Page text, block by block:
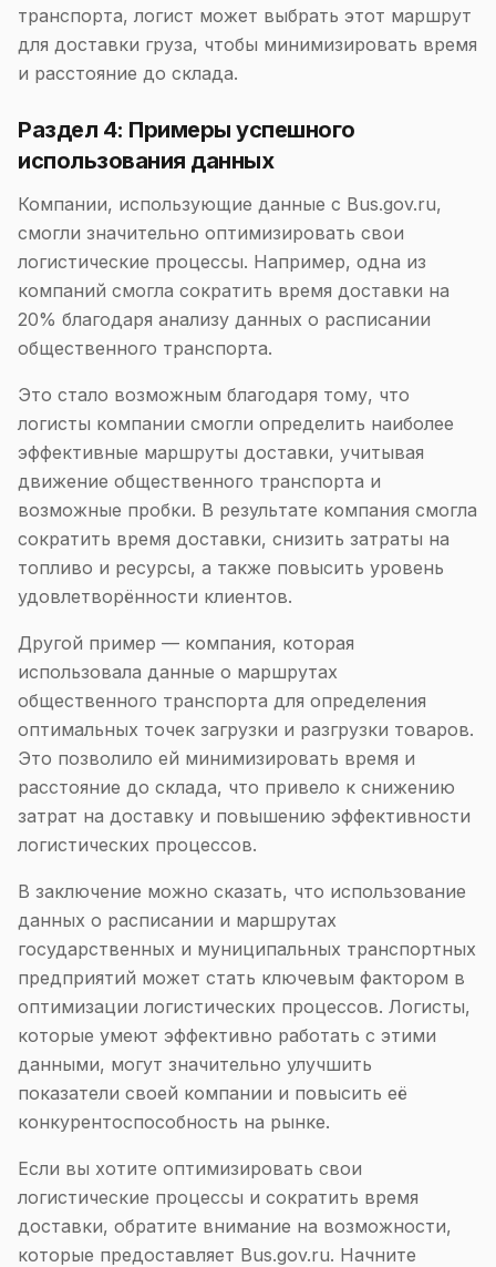
транспорта, логист может выбрать этот маршрут
для доставки груза, чтобы минимизировать время
и расстояние до склада.
Раздел 4: Примеры успешного
использования данных
Компании, использующие данные с Bus.gov.ru,
смогли значительно оптимизировать свои
логистические процессы. Например, одна из
компаний смогла сократить время доставки на
20% благодаря анализу данных о расписании
общественного транспорта.
Это стало возможным благодаря тому, что
логисты компании смогли определить наиболее
эффективные маршруты доставки, учитывая
движение общественного транспорта и
возможные пробки. В результате компания смогла
сократить время доставки, снизить затраты на
топливо и ресурсы, а также повысить уровень
удовлетворённости клиентов.
Другой пример — компания, которая
использовала данные о маршрутах
общественного транспорта для определения
оптимальных точек загрузки и разгрузки товаров.
Это позволило ей минимизировать время и
расстояние до склада, что привело к снижению
затрат на доставку и повышению эффективности
логистических процессов.
В заключение можно сказать, что использование
данных о расписании и маршрутах
государственных и муниципальных транспортных
предприятий может стать ключевым фактором в
оптимизации логистических процессов. Логисты,
которые умеют эффективно работать с этими
данными, могут значительно улучшить
показатели своей компании и повысить её
конкурентоспособность на рынке.
Если вы хотите оптимизировать свои
логистические процессы и сократить время
доставки, обратите внимание на возможности,
которые предоставляет Bus.gov.ru. Начните